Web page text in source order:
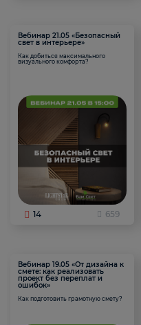
Вебинар 21.05 «Безопасный
свет в интерьере»
Как добиться максимального
визуального комфорта?
14 659
Вебинар 19.05 «От дизайна к
смете: как реализовать
проект без переплат и
ошибок»
Как подготовить грамотную смету?